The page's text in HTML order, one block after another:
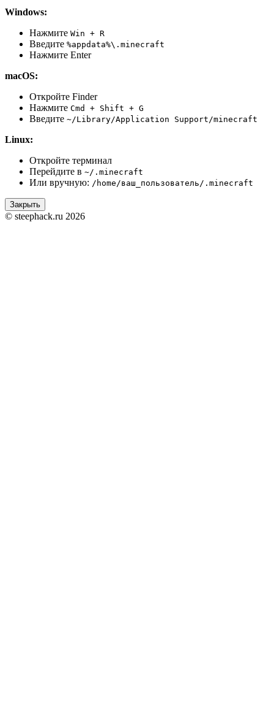
Windows:
Нажмите Win + R
Введите %appdata%\.minecraft
Нажмите Enter
macOS:
Откройте Finder
Нажмите Cmd + Shift + G
Введите ~/Library/Application Support/minecraft
Linux:
Откройте терминал
Перейдите в ~/.minecraft
Или вручную: /home/ваш_пользователь/.minecraft
Закрыть
© steephack.ru 2026